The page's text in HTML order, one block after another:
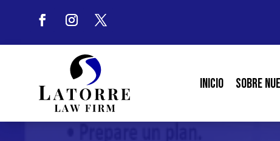
Inicio Sobre